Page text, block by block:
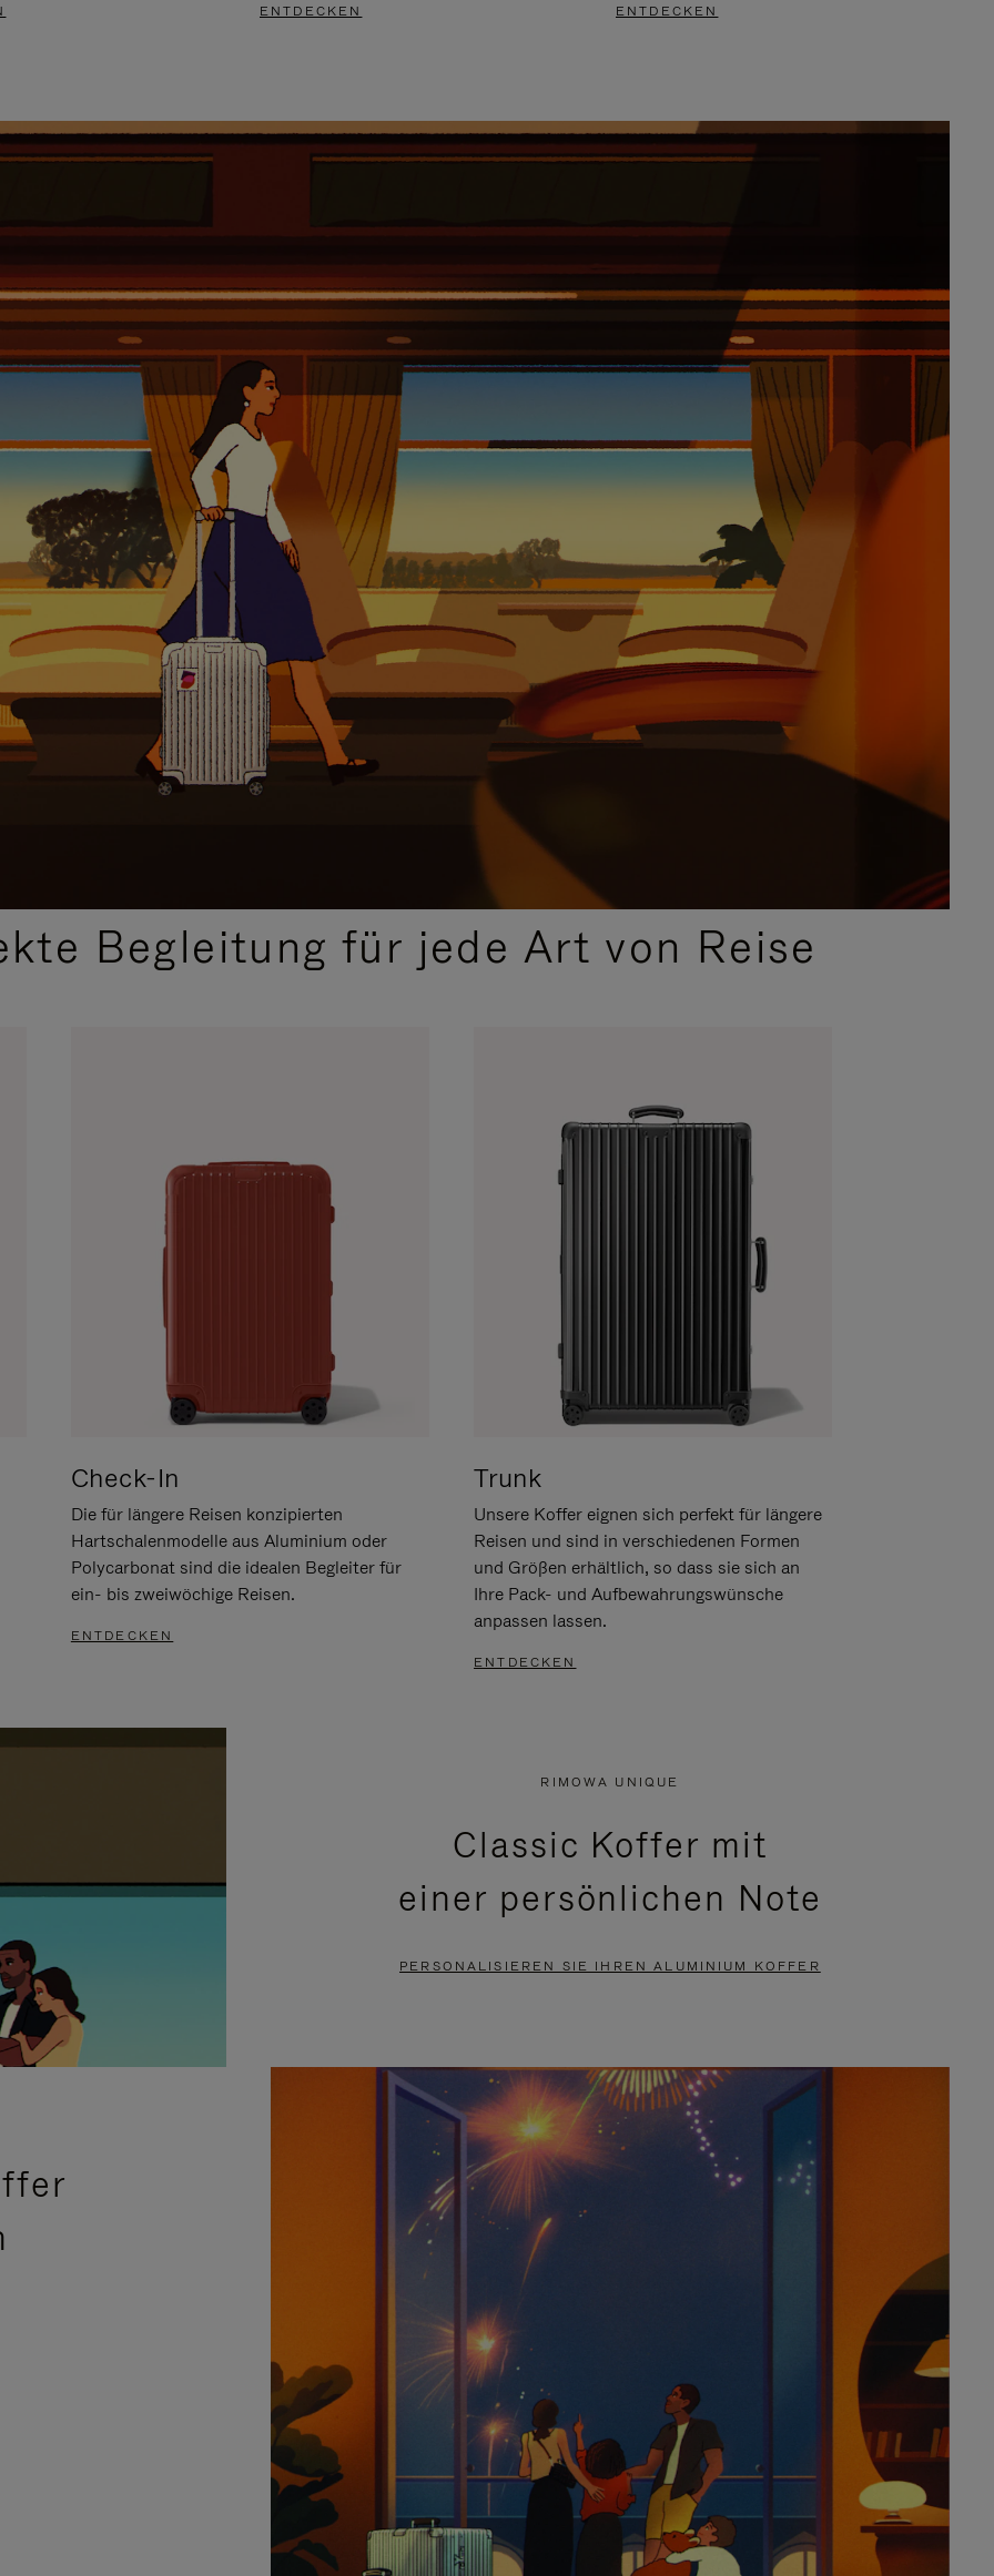
ENTDECKEN ENTDECKEN
Begleitung für jede Art von Reise
Check-In
Die für längere Reisen konzipierten
Hartschalenmodelle aus Aluminium oder
Polycarbonat sind die idealen Begleiter für
ein- bis zweiwöchige Reisen.
ENTDECKEN
Trunk
Unsere Koffer eignen sich perfekt für längere
Reisen und sind in verschiedenen Formen
und Größen erhältlich, so dass sie sich an
Ihre Pack- und Aufbewahrungswünsche
anpassen lassen.
ENTDECKEN
RIMOWA UNIQUE
Classic Koffer mit
einer persönlichen Note
PERSONALISIEREN SIE IHREN ALUMINIUM KOFFER